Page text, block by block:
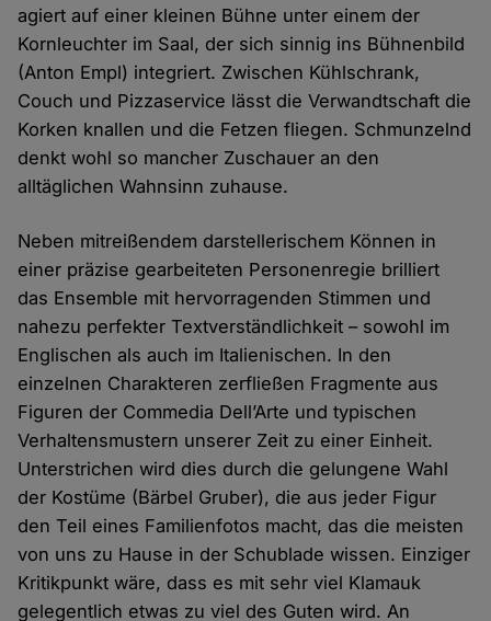
agiert auf einer kleinen Bühne unter einem der
Kornleuchter im Saal, der sich sinnig ins Bühnenbild
(Anton Empl) integriert. Zwischen Kühlschrank,
Couch und Pizzaservice lässt die Verwandtschaft die
Korken knallen und die Fetzen fliegen. Schmunzelnd
denkt wohl so mancher Zuschauer an den
alltäglichen Wahnsinn zuhause.
Neben mitreißendem darstellerischem Können in
einer präzise gearbeiteten Personenregie brilliert
das Ensemble mit hervorragenden Stimmen und
nahezu perfekter Textverständlichkeit – sowohl im
Englischen als auch im Italienischen. In den
einzelnen Charakteren zerfließen Fragmente aus
Figuren der Commedia Dell’Arte und typischen
Verhaltensmustern unserer Zeit zu einer Einheit.
Unterstrichen wird dies durch die gelungene Wahl
der Kostüme (Bärbel Gruber), die aus jeder Figur
den Teil eines Familienfotos macht, das die meisten
von uns zu Hause in der Schublade wissen. Einziger
Kritikpunkt wäre, dass es mit sehr viel Klamauk
gelegentlich etwas zu viel des Guten wird. An